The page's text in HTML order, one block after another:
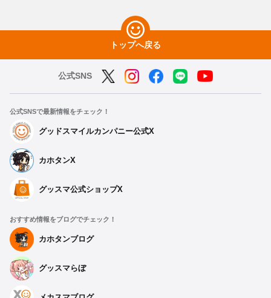
トップへ戻る
公式SNS
公式SNSで最新情報をチェック！
グッドスマイルカンパニー公式X
カホタンX
グッスマ公式ショップX
おすすめ情報をブログでチェック！
カホタンブログ
グッスマらぼ